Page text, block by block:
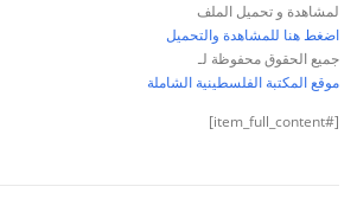
لمشاهدة و تحميل الملف
اضغط هنا للمشاهدة والتحميل
جميع الحقوق محفوظة لـ
موقع المكتبة الفلسطينية الشاملة
[#item_full_content]